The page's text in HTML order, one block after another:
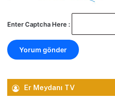
Enter Captcha Here :
Er Meydanı TV